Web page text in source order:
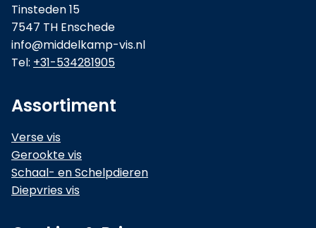
Tinsteden 15
7547 TH Enschede
info@middelkamp-vis.nl
Tel: +31-534281905
Assortiment
Verse vis
Gerookte vis
Schaal- en Schelpdieren
Diepvries vis